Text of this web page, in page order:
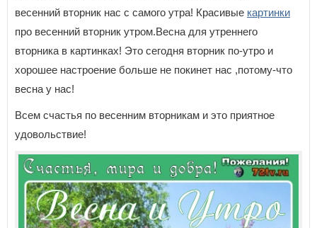
весенний вторник нас с самого утра! Красивые картинки
про весенний вторник утром.Весна для утреннего
вторника в картинках! Это сегодня вторник по-утро и
хорошее настроение больше не покинет нас ,потому-что
весна у нас!
Всем счастья по весенним вторникам и это приятное
удовольствие!